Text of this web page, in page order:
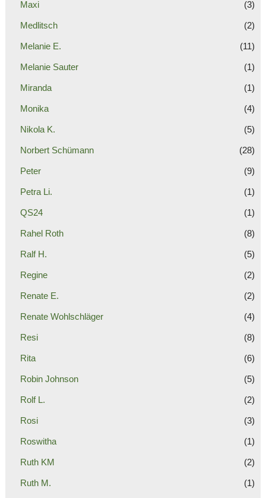
Maxi (3)
Medlitsch (2)
Melanie E. (11)
Melanie Sauter (1)
Miranda (1)
Monika (4)
Nikola K. (5)
Norbert Schümann (28)
Peter (9)
Petra Li. (1)
QS24 (1)
Rahel Roth (8)
Ralf H. (5)
Regine (2)
Renate E. (2)
Renate Wohlschläger (4)
Resi (8)
Rita (6)
Robin Johnson (5)
Rolf L. (2)
Rosi (3)
Roswitha (1)
Ruth KM (2)
Ruth M. (1)